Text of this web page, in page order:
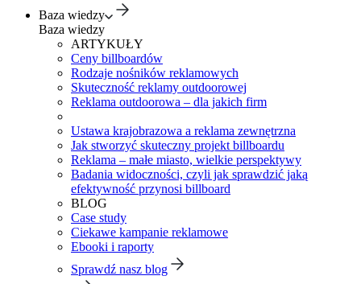
Baza wiedzy
Baza wiedzy
ARTYKUŁY
Ceny billboardów
Rodzaje nośników reklamowych
Skuteczność reklamy outdoorowej
Reklama outdoorowa – dla jakich firm
Ustawa krajobrazowa a reklama zewnętrzna
Jak stworzyć skuteczny projekt billboardu
Reklama – małe miasto, wielkie perspektywy
Badania widoczności, czyli jak sprawdzić jaką
efektywność przynosi billboard
BLOG
Case study
Ciekawe kampanie reklamowe
Ebooki i raporty
Sprawdź nasz blog